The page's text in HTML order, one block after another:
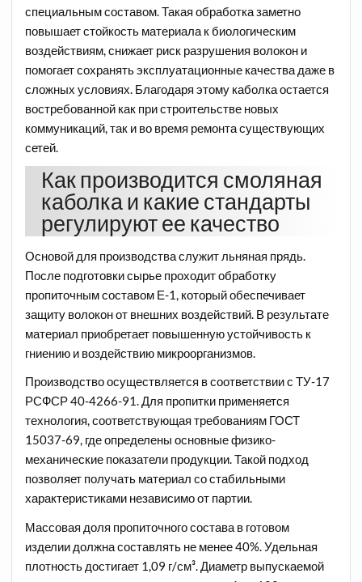
специальным составом. Такая обработка заметно
повышает стойкость материала к биологическим
воздействиям, снижает риск разрушения волокон и
помогает сохранять эксплуатационные качества даже в
сложных условиях. Благодаря этому каболка остается
востребованной как при строительстве новых
коммуникаций, так и во время ремонта существующих
сетей.
Как производится смоляная
каболка и какие стандарты
регулируют ее качество
Основой для производства служит льняная прядь.
После подготовки сырье проходит обработку
пропиточным составом Е-1, который обеспечивает
защиту волокон от внешних воздействий. В результате
материал приобретает повышенную устойчивость к
гниению и воздействию микроорганизмов.
Производство осуществляется в соответствии с ТУ-17
РСФСР 40-4266-91. Для пропитки применяется
технология, соответствующая требованиям ГОСТ
15037-69, где определены основные физико-
механические показатели продукции. Такой подход
позволяет получать материал со стабильными
характеристиками независимо от партии.
Массовая доля пропиточного состава в готовом
изделии должна составлять не менее 40%. Удельная
плотность достигает 1,09 г/см³. Диаметр выпускаемой